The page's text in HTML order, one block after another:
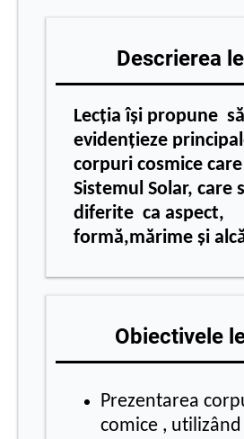
Descrierea
Lecția își propune să
evidențieze
corpuri cosmice
Sistemul Solar, care
diferite ca aspect,
formă,mărime și
Obiectivele
Prezentarea
comice ,